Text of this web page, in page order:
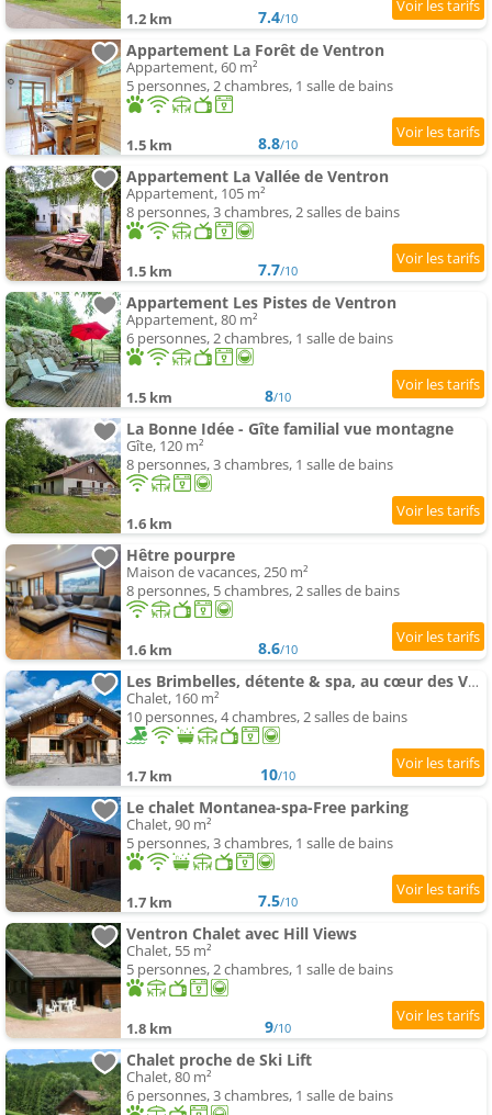
1.2 km 7.4/10
Appartement La Forêt de Ventron
Appartement, 60 m²
5 personnes, 2 chambres, 1 salle de bains
1.5 km 8.8/10
Appartement La Vallée de Ventron
Appartement, 105 m²
8 personnes, 3 chambres, 2 salles de bains
1.5 km 7.7/10
Appartement Les Pistes de Ventron
Appartement, 80 m²
6 personnes, 2 chambres, 1 salle de bains
1.5 km 8/10
La Bonne Idée - Gîte familial vue montagne
Gîte, 120 m²
8 personnes, 3 chambres, 1 salle de bains
1.6 km
Hêtre pourpre
Maison de vacances, 250 m²
8 personnes, 5 chambres, 2 salles de bains
1.6 km 8.6/10
Les Brimbelles, détente & spa, au cœur des Vosges
Chalet, 160 m²
10 personnes, 4 chambres, 2 salles de bains
1.7 km 10/10
Le chalet Montanea-spa-Free parking
Chalet, 90 m²
5 personnes, 3 chambres, 1 salle de bains
1.7 km 7.5/10
Ventron Chalet avec Hill Views
Chalet, 55 m²
5 personnes, 2 chambres, 1 salle de bains
1.8 km 9/10
Chalet proche de Ski Lift
Chalet, 80 m²
6 personnes, 3 chambres, 1 salle de bains